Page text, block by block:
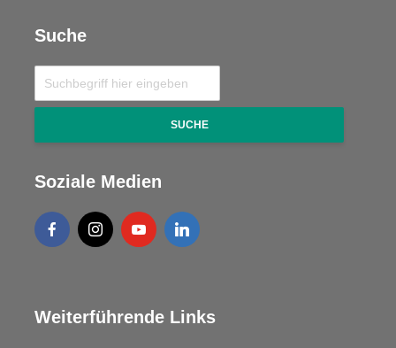
Suche
SUCHE
Soziale Medien
Weiterführende Links